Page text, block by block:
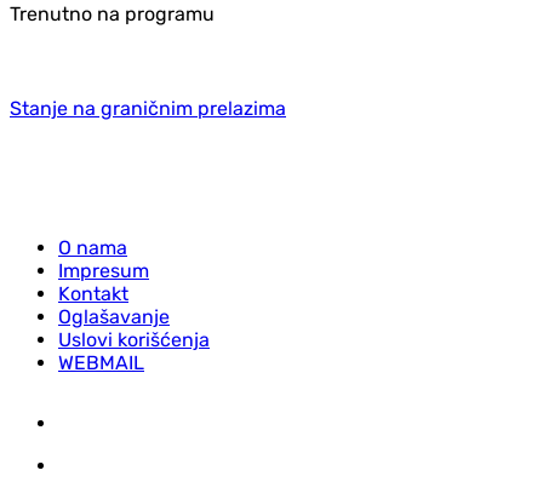
Trenutno na programu
Stanje na graničnim prelazima
O nama
Impresum
Kontakt
Oglašavanje
Uslovi korišćenja
WEBMAIL